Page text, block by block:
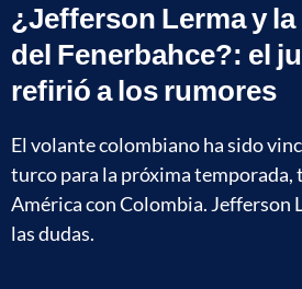
¿Jefferson Lerma y
del Fenerbahce?: el
refirió a los rumores
El volante colombiano ha sido
turco para la próxima temporada,
América con Colombia. Jefferson
las dudas.